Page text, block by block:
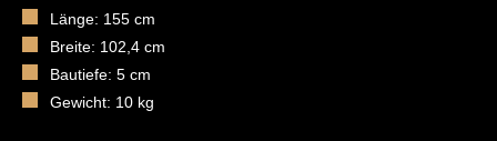
Länge: 155 cm
Breite: 102,4 cm
Bautiefe: 5 cm
Gewicht: 10 kg